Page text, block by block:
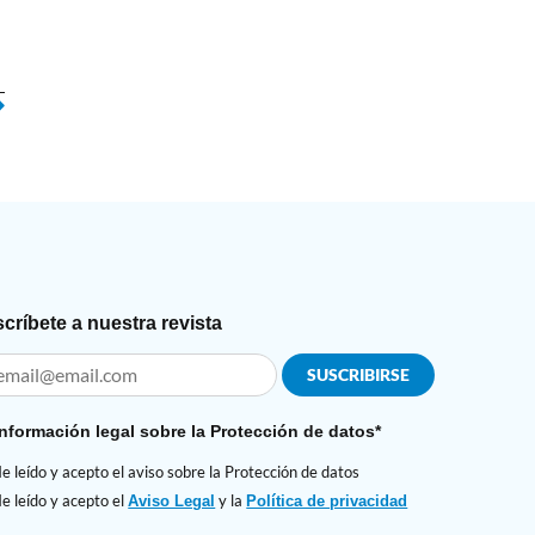
a nuestra revista
legal sobre la Protección de datos*
leído y acepto el aviso sobre la Protección de datos
leído y acepto elAviso Legal y laPolítica de privacidad